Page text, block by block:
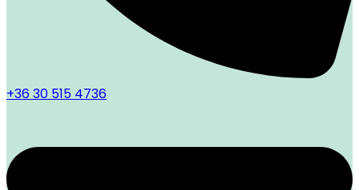
+36 30 515 4736